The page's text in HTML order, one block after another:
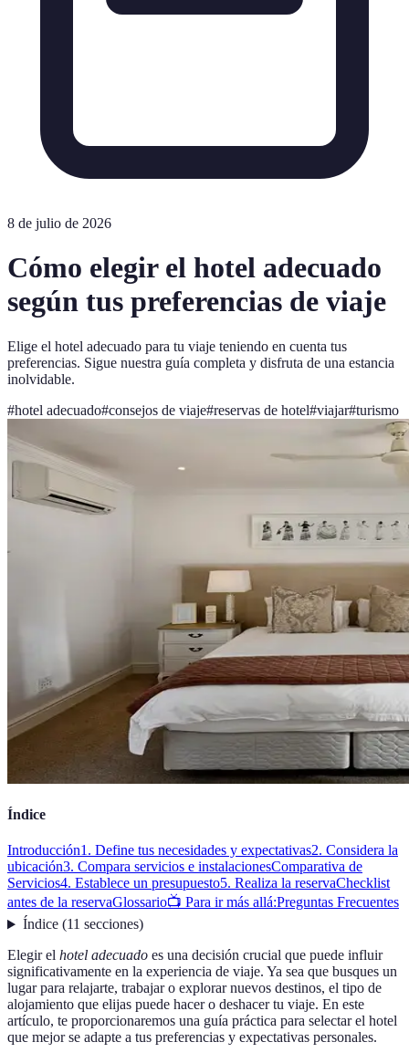
8 de julio de 2026
Cómo elegir el hotel adecuado
según tus preferencias de viaje
Elige el hotel adecuado para tu viaje teniendo en cuenta tus
preferencias. Sigue nuestra guía completa y disfruta de una estancia
inolvidable.
#hotel adecuado#consejos de viaje#reservas de hotel#viajar#turismo
Índice
Introducción1. Define tus necesidades y expectativas2. Considera la
ubicación3. Compara servicios e instalacionesComparativa de
Servicios4. Establece un presupuesto5. Realiza la reservaChecklist
antes de la reservaGlossario📺 Para ir más allá:Preguntas Frecuentes
Índice(11 secciones)
Elegir el hotel adecuado es una decisión crucial que puede influir
significativamente en la experiencia de viaje. Ya sea que busques un
lugar para relajarte, trabajar o explorar nuevos destinos, el tipo de
alojamiento que elijas puede hacer o deshacer tu viaje. En este
artículo, te proporcionaremos una guía práctica para selectar el hotel
que mejor se adapte a tus preferencias y expectativas personales.